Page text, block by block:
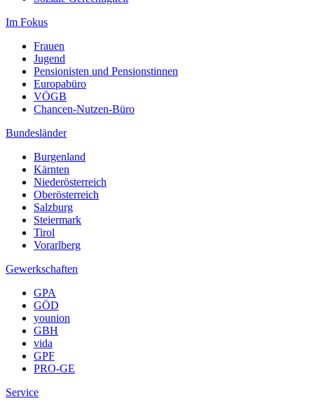
Im Fokus
Frauen
Jugend
Pensionisten und Pensionstinnen
Europabüro
VÖGB
Chancen-Nutzen-Büro
Bundesländer
Burgenland
Kärnten
Niederösterreich
Oberösterreich
Salzburg
Steiermark
Tirol
Vorarlberg
Gewerkschaften
GPA
GÖD
younion
GBH
vida
GPF
PRO-GE
Service